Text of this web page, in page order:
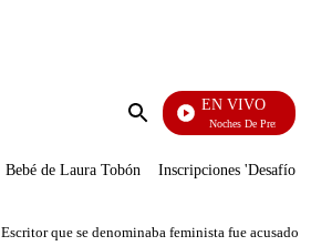
Enviar
EN VIVO
Noches De Premier
Bebé de Laura Tobón Inscripciones 'Desafío'
Escritor que se denominaba feminista fue acusado